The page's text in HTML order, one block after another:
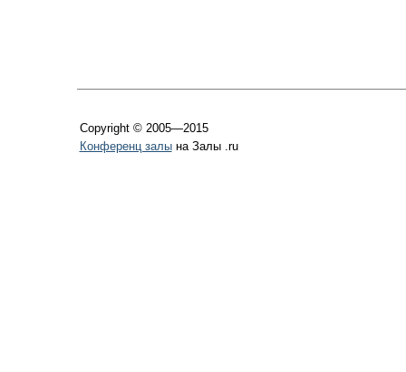
Copyright © 2005—2015
Конференц залына Залы .ru